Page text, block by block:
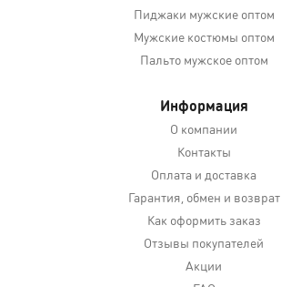
Пиджаки мужские оптом
Мужские костюмы оптом
Пальто мужское оптом
Информация
О компании
Контакты
Оплата и доставка
Гарантия, обмен и возврат
Как оформить заказ
Отзывы покупателей
Акции